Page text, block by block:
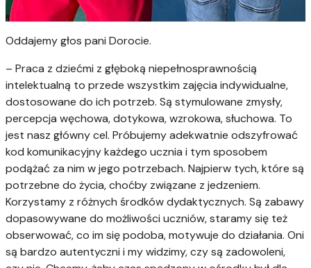
Oddajemy głos pani Dorocie.
– Praca z dziećmi z głęboką niepełnosprawnością
intelektualną to przede wszystkim zajęcia indywidualne,
dostosowane do ich potrzeb. Są stymulowane zmysły,
percepcja węchowa, dotykowa, wzrokowa, słuchowa. To
jest nasz główny cel. Próbujemy adekwatnie odszyfrować
kod komunikacyjny każdego ucznia i tym sposobem
podążać za nim w jego potrzebach. Najpierw tych, które są
potrzebne do życia, choćby związane z jedzeniem.
Korzystamy z różnych środków dydaktycznych. Są zabawy
dopasowywane do możliwości uczniów, staramy się też
obserwować, co im się podoba, motywuje do działania. Oni
są bardzo autentyczni i my widzimy, czy są zadowoleni,